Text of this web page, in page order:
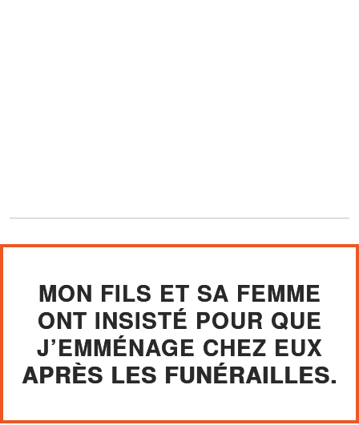
MON FILS ET SA FEMME
ONT INSISTÉ POUR QUE
J’EMMÉNAGE CHEZ EUX
APRÈS LES FUNÉRAILLES.